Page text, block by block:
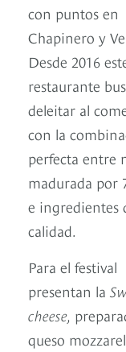
con puntos en
Chapinero y
Desde 2016
restaurante
deleitar al
con la
perfecta entre
madurada por
e ingredientes
calidad.
Para el festival
presentan la
cheese,
queso